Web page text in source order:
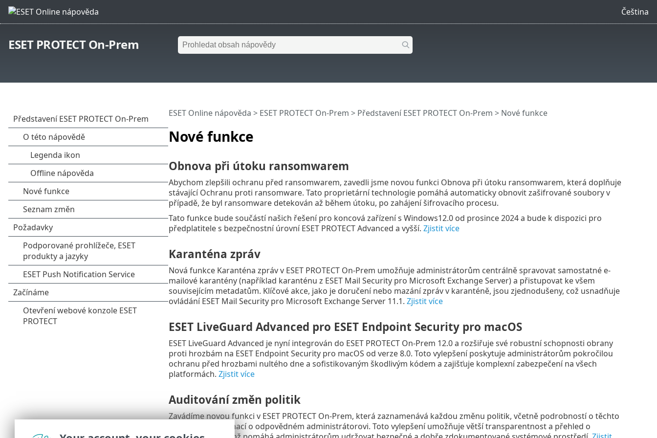
Čeština
ESET PROTECT On-Prem
Nové funkce
ESET Online nápověda > ESET PROTECT On-Prem > Představení ESET PROTECT On-Prem > Nové funkce
Obnova při útoku ransomwarem
Abychom zlepšili ochranu před ransomwarem, zavedli jsme novou funkci Obnova při útoku ransomwarem, která doplňuje
stávající Ochranu proti ransomware. Tato proprietární technologie pomáhá automaticky obnovit zašifrované soubory v
případě, že byl ransomware detekován až během útoku, po zahájení šifrovacího procesu.
Tato funkce bude součástí našich řešení pro koncová zařízení s Windows12.0 od prosince 2024 a bude k dispozici pro
předplatitele s bezpečnostní úrovní ESET PROTECT Advanced a vyšší. Zjistit více
Karanténa zpráv
Nová funkce Karanténa zpráv v ESET PROTECT On-Prem umožňuje administrátorům centrálně spravovat samostatné e-
mailové karantény (například karanténu z ESET Mail Security pro Microsoft Exchange Server) a přistupovat ke všem
souvisejícím metadatům. Klíčové akce, jako je doručení nebo mazání zpráv v karanténě, jsou zjednodušeny, což usnadňuje
ovládání ESET Mail Security pro Microsoft Exchange Server 11.1. Zjistit více
ESET LiveGuard Advanced pro ESET Endpoint Security pro macOS
ESET LiveGuard Advanced je nyní integrován do ESET PROTECT On-Prem 12.0 a rozšiřuje své robustní schopnosti obrany
proti hrozbám na ESET Endpoint Security pro macOS od verze 8.0. Toto vylepšení poskytuje administrátorům pokročilou
ochranu před hrozbami nultého dne a sofistikovaným škodlivým kódem a zajišťuje komplexní zabezpečení na všech
platformách. Zjistit více
Auditování změn politik
Zavádíme novou funkci v ESET PROTECT On-Prem, která zaznamenává každou změnu politik, včetně podrobností o těchto
změnách a informací o odpovědném administrátorovi. Toto vylepšení umožňuje větší transparentnost a přehled o